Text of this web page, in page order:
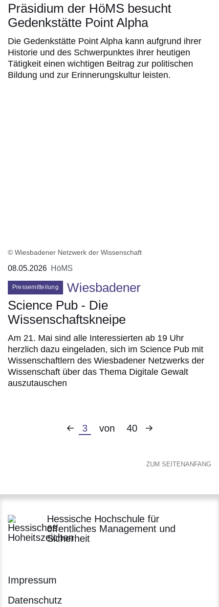
Präsidium der HöMS besucht
Gedenkstätte Point Alpha
Die Gedenkstätte Point Alpha kann aufgrund ihrer
Historie und des Schwerpunktes ihrer heutigen
Tätigkeit einen wichtigen Beitrag zur politischen
Bildung und zur Erinnerungskultur leisten.
© Wiesbadener Netzwerk der Wissenschaft
08.05.2026 HöMS
Pressemitteilung
Wiesbadener
Science Pub - Die
Wissenschaftskneipe
Am 21. Mai sind alle Interessierten ab 19 Uhr
herzlich dazu eingeladen, sich im Science Pub mit
Wissenschaftlern des Wiesbadener Netzwerks der
Wissenschaft über das Thema Digitale Gewalt
auszutauschen
Vorherige
Aktuelle
3 von 40
Nächste
ZUM SEITENANFANG
Hessische Hochschule für
öffentliches Management und
Sicherheit
Impressum
Datenschutz